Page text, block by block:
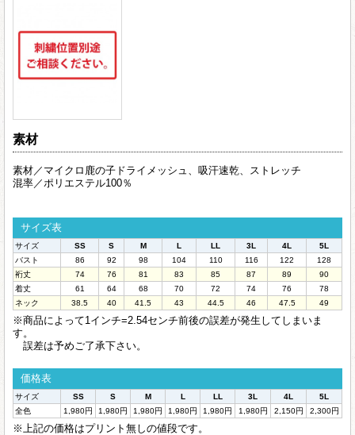
素材
素材／マイクロ鹿の子ドライメッシュ、吸汗速乾、ストレッチ
混率／ポリエステル100％
サイズ表
サイズ SS S M L LL 3L 4L
5L
バスト
86 92 98 104 110 116 122
128
裄丈
74 76 81 83 85 87 89
90
着丈
61 64 68 70 72 74 76
78
ネック
38.5 40 41.5 43 44.5 46 47.5 49
※商品によって1インチ=2.54センチ前後の誤差が発生してしまいま
す。
誤差は予めご了承下さい。
価格表
サイズ SS S M L LL 3L 4L
5L
全色
1,980円 1,980円 1,980円 1,980円 1,980円 1,980円 2,150円 2,300円
※上記の価格はプリント無しの値段です。